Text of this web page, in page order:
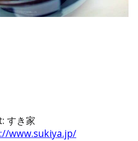
すき家
www.sukiya.jp/